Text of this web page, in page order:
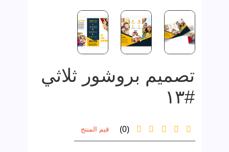
تصميم بروشور ثلاثي
#١٣
(0) قيم المنتج